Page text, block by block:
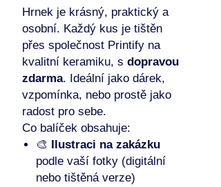
Hrnek je krásný, praktický a
osobní. Každý kus je tištěn
přes společnost Printify na
kvalitní keramiku, s dopravou
zdarma. Ideální jako dárek,
vzpomínka, nebo prostě jako
radost pro sebe.
Co balíček obsahuje:
🎨 Ilustraci na zakázku
podle vaší fotky (digitální
nebo tištěná verze)